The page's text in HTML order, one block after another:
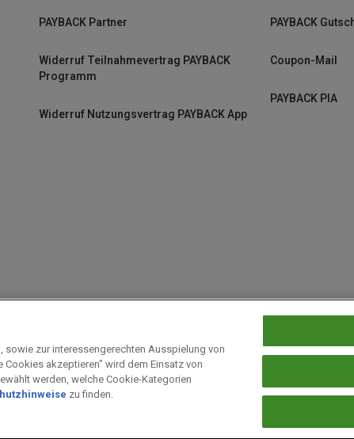
PAYBACK Partner
Widerruf Teilnahmevertrag PAYBACK
Programm
Widerruf Nutzungsvertrag PAYBACK App
PAYBACK
Coupon-Mail
PAYBACK PIA
PAYBACK Fragen & Hilfe Datenschutz
zur interessengerechten Ausspielung von
akzeptieren" wird dem Einsatz von
werden, welche Cookie-Kategorien
zu finden.